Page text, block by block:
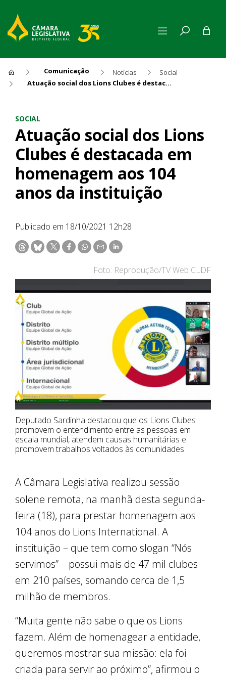
Comunicação Notícias
Social
Atuação social dos Lions Clubes é destacada em homenagem aos 104 anos da instituição
SOCIAL
Atuação social dos Lions
Clubes é destacada em
homenagem aos 104
anos da instituição
Publicado em 18/10/2021 12h28
Foto: Reprodução/TV Web CLDF
Deputado Sardinha destacou que os Lions Clubes
promovem o entendimento entre as pessoas em
escala mundial, atendem causas humanitárias e
promovem trabalhos voltados às comunidades
A Câmara Legislativa realizou sessão
solene remota, na manhã desta segunda-
feira (18), para prestar homenagem aos
104 anos do Lions International. A
instituição – que tem como slogan “Nós
servimos” – possui mais de 47 mil clubes
em 210 países, somando cerca de 1,5
milhão de membros.
“Muita gente não sabe o que os Lions
fazem. Além de homenagear a entidade,
queremos mostrar sua missão: ela foi
criada para servir ao próximo”, afirmou o